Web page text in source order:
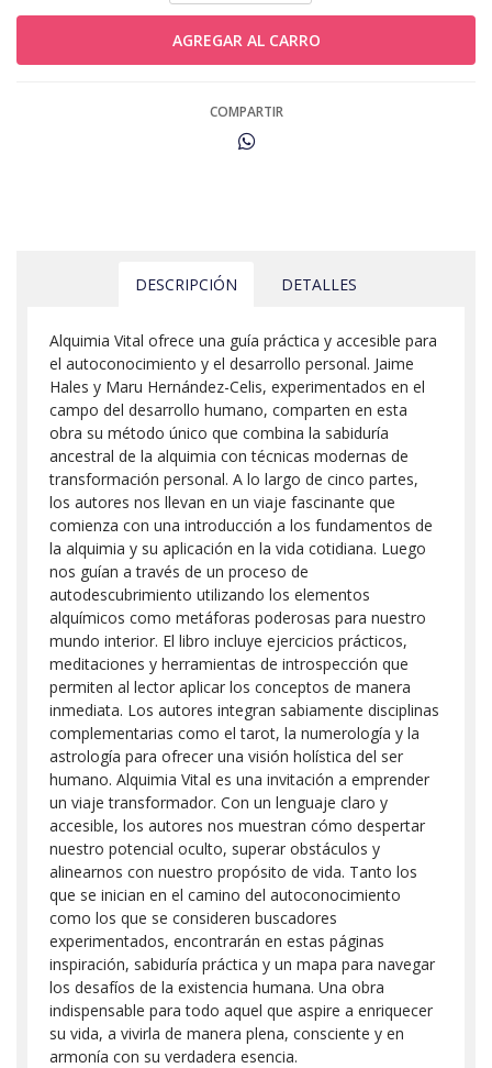
COMPARTIR
DESCRIPCIÓN DETALLES
Alquimia Vital ofrece una guía práctica y accesible para
el autoconocimiento y el desarrollo personal. Jaime
Hales y Maru Hernández-Celis, experimentados en el
campo del desarrollo humano, comparten en esta
obra su método único que combina la sabiduría
ancestral de la alquimia con técnicas modernas de
transformación personal. A lo largo de cinco partes,
los autores nos llevan en un viaje fascinante que
comienza con una introducción a los fundamentos de
la alquimia y su aplicación en la vida cotidiana. Luego
nos guían a través de un proceso de
autodescubrimiento utilizando los elementos
alquímicos como metáforas poderosas para nuestro
mundo interior. El libro incluye ejercicios prácticos,
meditaciones y herramientas de introspección que
permiten al lector aplicar los conceptos de manera
inmediata. Los autores integran sabiamente disciplinas
complementarias como el tarot, la numerología y la
astrología para ofrecer una visión holística del ser
humano. Alquimia Vital es una invitación a emprender
un viaje transformador. Con un lenguaje claro y
accesible, los autores nos muestran cómo despertar
nuestro potencial oculto, superar obstáculos y
alinearnos con nuestro propósito de vida. Tanto los
que se inician en el camino del autoconocimiento
como los que se consideren buscadores
experimentados, encontrarán en estas páginas
inspiración, sabiduría práctica y un mapa para navegar
los desafíos de la existencia humana. Una obra
indispensable para todo aquel que aspire a enriquecer
su vida, a vivirla de manera plena, consciente y en
armonía con su verdadera esencia.